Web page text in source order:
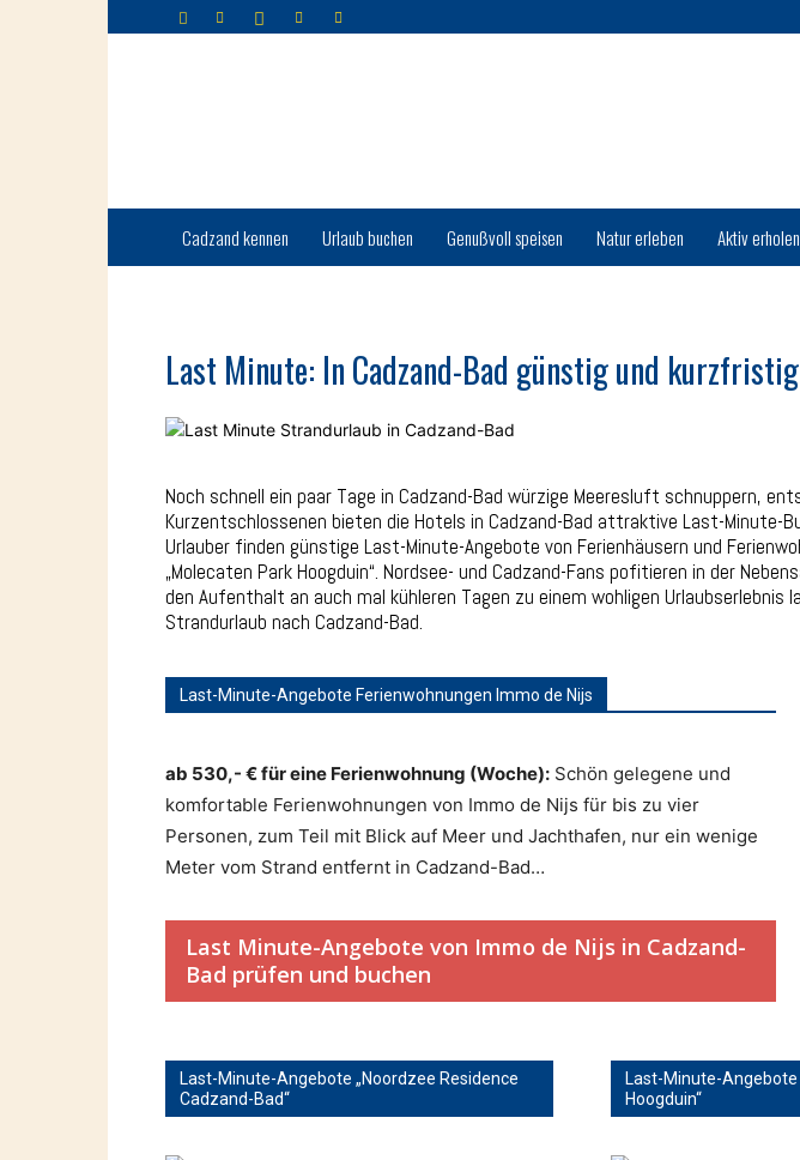
Cadzand kennen Urlaub buchen Genußvoll speisen Natur erleben Aktiv erholen
Last Minute: In Cadzand-Bad günstig und
Noch schnell ein paar Tage in Cadzand-Bad würzige Meeresluft schnuppern,
Kurzentschlossenen bieten die Hotels in Cadzand-Bad attraktive Last-Minute-
Urlauber finden günstige Last-Minute-Angebote von Ferienhäusern und
„Molecaten Park Hoogduin“. Nordsee- und Cadzand-Fans pofitieren in der
den Aufenthalt an auch mal kühleren Tagen zu einem wohligen
Strandurlaub nach Cadzand-Bad.
Last-Minute-Angebote Ferienwohnungen Immo de Nijs
ab 530,- € für eine Ferienwohnung (Woche): Schön gelegene und
komfortable Ferienwohnungen von Immo de Nijs für bis zu vier
Personen, zum Teil mit Blick auf Meer und Jachthafen, nur ein wenige
Meter vom Strand entfernt in Cadzand-Bad…
Last Minute-Angebote von Immo de Nijs in Cadzand-
Bad prüfen und buchen
Last-Minute-Angebote „Noordzee Residence
Cadzand-Bad“
Last-Minute-Angebote
Hoogduin“